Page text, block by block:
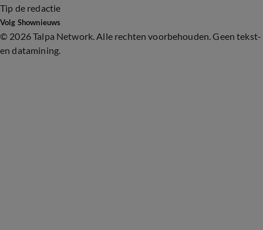
Tip de redactie
Volg Shownieuws
© 2026 Talpa Network. Alle rechten voorbehouden. Geen tekst-
en datamining.